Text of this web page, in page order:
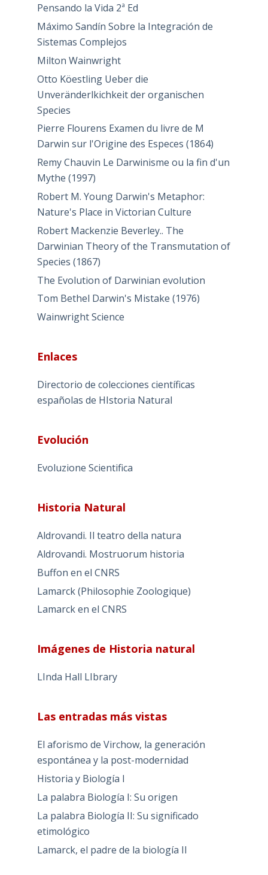
Pensando la Vida 2ª Ed
Máximo Sandín Sobre la Integración de
Sistemas Complejos
Milton Wainwright
Otto Köestling Ueber die
Unveränderlkichkeit der organischen
Species
Pierre Flourens Examen du livre de M
Darwin sur l'Origine des Especes (1864)
Remy Chauvin Le Darwinisme ou la fin d'un
Mythe (1997)
Robert M. Young Darwin's Metaphor:
Nature's Place in Victorian Culture
Robert Mackenzie Beverley.. The
Darwinian Theory of the Transmutation of
Species (1867)
The Evolution of Darwinian evolution
Tom Bethel Darwin's Mistake (1976)
Wainwright Science
Enlaces
Directorio de colecciones científicas
españolas de HIstoria Natural
Evolución
Evoluzione Scientifica
Historia Natural
Aldrovandi. Il teatro della natura
Aldrovandi. Mostruorum historia
Buffon en el CNRS
Lamarck (Philosophie Zoologique)
Lamarck en el CNRS
Imágenes de Historia natural
LInda Hall LIbrary
Las entradas más vistas
El aforismo de Virchow, la generación
espontánea y la post-modernidad
Historia y Biología I
La palabra Biología I: Su origen
La palabra Biología II: Su significado
etimológico
Lamarck, el padre de la biología II